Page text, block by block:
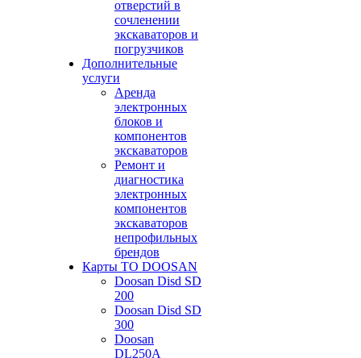
отверстий в
сочленении
экскаваторов и
погрузчиков
Дополнительные
услуги
Аренда
электронных
блоков и
компонентов
экскаваторов
Ремонт и
диагностика
электронных
компонентов
экскаваторов
непрофильных
брендов
Карты ТО DOOSAN
Doosan Disd SD
200
Doosan Disd SD
300
Doosan
DL250A